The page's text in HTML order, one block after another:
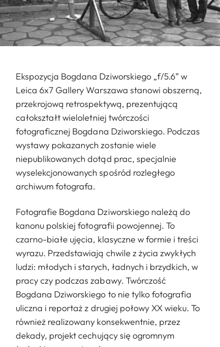
Ekspozycja Bogdana Dziworskiego „f/5.6” w
Leica 6x7 Gallery Warszawa stanowi obszerną,
przekrojową retrospektywą, prezentującą
całokształt wieloletniej twórczości
fotograficznej Bogdana Dziworskiego. Podczas
wystawy pokazanych zostanie wiele
niepublikowanych dotąd prac, specjalnie
wyselekcjonowanych spośród rozległego
archiwum fotografa.
Fotografie Bogdana Dziworskiego należą do
kanonu polskiej fotografii powojennej. To
czarno-białe ujęcia, klasyczne w formie i treści
wyrazu. Przedstawiają chwile z życia zwykłych
ludzi: młodych i starych, ładnych i brzydkich, w
pracy czy podczas zabawy. Twórczość
Bogdana Dziworskiego to nie tylko fotografia
uliczna i reportaż z drugiej połowy XX wieku. To
również realizowany konsekwentnie, przez
dekady, projekt cechujący się ogromnym